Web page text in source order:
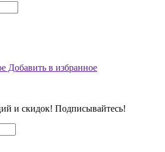
Добавить в избранное
и скидок! Подписывайтесь!